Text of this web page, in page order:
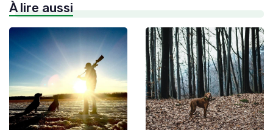
À lire aussi